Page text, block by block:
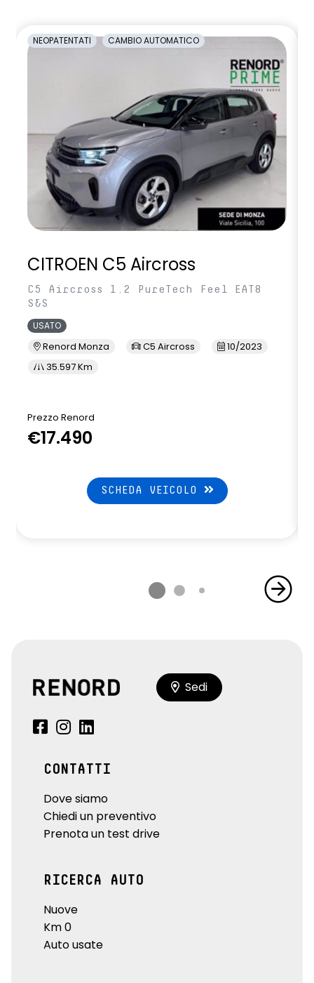
NEOPATENTATI CAMBIO AUTOMATICO
CITROEN C5 Aircross
C5 Aircross 1.2 PureTech Feel EAT8
S&S
USATO
Renord Monza C5 Aircross
10/2023
35.597 Km
Prezzo Renord
€17.490
SCHEDA VEICOLO
Sedi
CONTATTI
Dove siamo
Chiedi un preventivo
Prenota un test drive
RICERCA AUTO
Nuove
Km 0
Auto usate